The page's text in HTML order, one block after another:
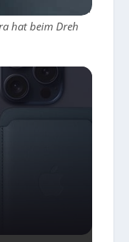
Sequenzen
hat beim Dreh